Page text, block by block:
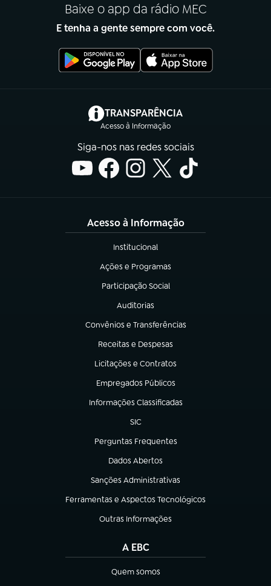
Baixe o app da rádio MEC
E tenha a gente sempre com você.
TRANSPARÊNCIA
Acesso à Informação
(abre em nova aba)
Siga-nos nas redes sociais
Acesso à Informação
Institucional
(abre em nova aba)
Ações e Programas
(abre em nova aba)
Participação Social
(abre em nova aba)
Auditorias
(abre em nova aba)
Convênios e Transferências
(abre em nova aba)
Receitas e Despesas
(abre em nova aba)
Licitações e Contratos
(abre em nova aba)
Empregados Públicos
(abre em nova aba)
Informações Classificadas
(abre em nova aba)
SIC
(abre em nova aba)
Perguntas Frequentes
(abre em nova aba)
Dados Abertos
(abre em nova aba)
Sanções Administrativas
(abre em nova aba)
Ferramentas e Aspectos Tecnológicos
(abre em nova aba)
Outras Informações
(abre em nova aba)
A EBC
Quem somos
(abre em nova aba)